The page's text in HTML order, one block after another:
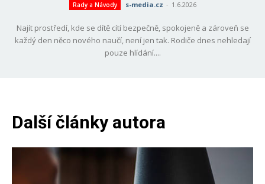
Rady a Návody s-media.cz - 1.6.2026
Najít prostředí, kde se dítě cítí bezpečně, spokojeně a zároveň se
každý den něco nového naučí, není jen tak. Rodiče dnes nehledají
pouze hlídání....
Další články autora